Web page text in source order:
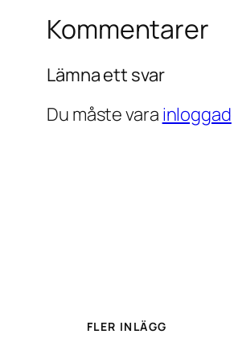
Kommentarer
Lämna ett svar
Du måste vara inloggad
FLER INLÄGG